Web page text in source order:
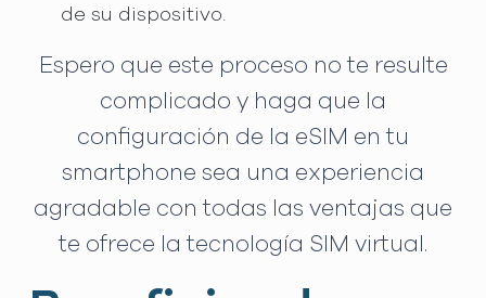
de su dispositivo.
Espero que este proceso no te resulte
complicado y haga que la
configuración de la eSIM en tu
smartphone sea una experiencia
agradable con todas las ventajas que
te ofrece la tecnología SIM virtual.